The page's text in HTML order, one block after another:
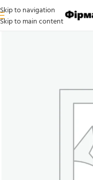
Skip to navigation
Skip to main content